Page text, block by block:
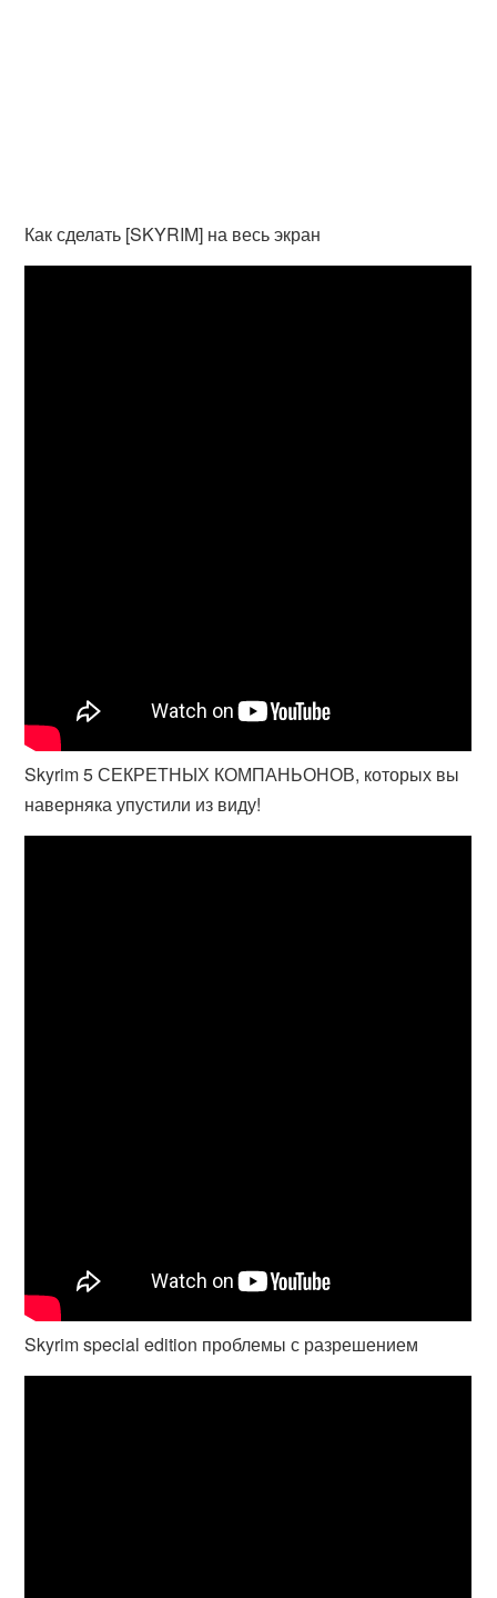
Как сделать [SKYRIM] на весь экран
Skyrim 5 СЕКРЕТНЫХ КОМПАНЬОНОВ, которых вы
наверняка упустили из виду!
Skyrim special edition проблемы с разрешением